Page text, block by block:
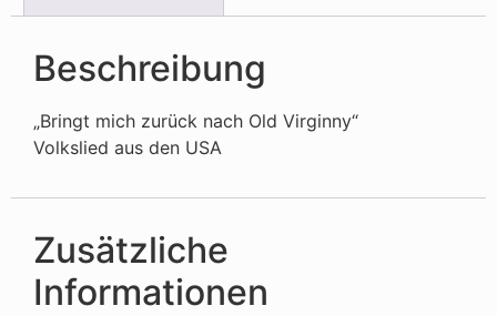
Beschreibung
„Bringt mich zurück nach Old Virginny“
Volkslied aus den USA
Zusätzliche
Informationen